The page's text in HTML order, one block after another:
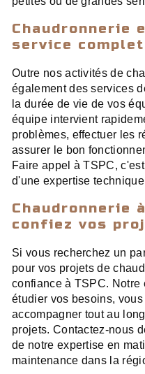
Chaudronnerie
service complet
Outre nos activités de
également des services
la durée de vie de vos
équipe intervient
problèmes, effectuer les
assurer le bon
Faire appel à TSPC,
d'une expertise
Chaudronnerie
confiez vos
Si vous recherchez un
pour vos projets de
confiance à TSPC. Notre
étudier vos besoins,
accompagner tout au
projets. Contactez-nous
de notre expertise en
maintenance dans la